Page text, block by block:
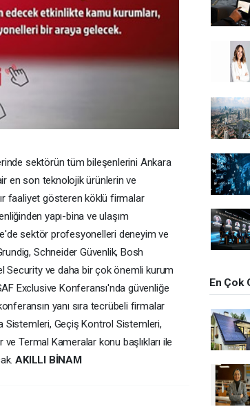
sektörün tüm bileşenlerini Ankara
en son teknolojik ürünlerin ve
faaliyet gösteren köklü firmalar
yapı-bina ve ulaşım
sektör profesyonelleri deneyim ve
Schneider Güvenlik, Bosh
Security ve daha bir çok önemli kurum
Exclusive Konferansı'nda güvenliğe
yanı sıra tecrübeli firmalar
Sistemleri, Geçiş Kontrol Sistemleri,
Termal Kameralar konu başlıkları ile
AKILLI BİNAM
En Çok